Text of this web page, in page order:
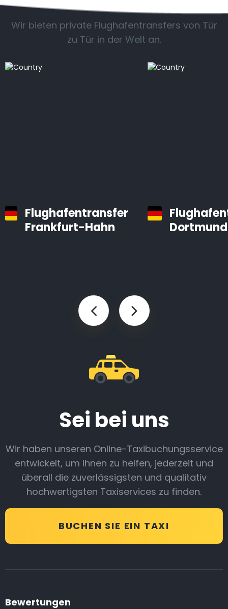
Wir bieten private Flughafentransfers von Tür
zu Tür in der Welt an.
Flughafentransfer
Frankfurt-Hahn
Dortmund
Sei bei uns
Wir haben unseren Online-Taxibuchungsservice
entwickelt, um Ihnen zu helfen, jederzeit und
überall die zuverlässigsten und qualitativ
hochwertigsten Taxiservices zu finden.
BUCHEN SIE EIN TAXI
Bewertungen